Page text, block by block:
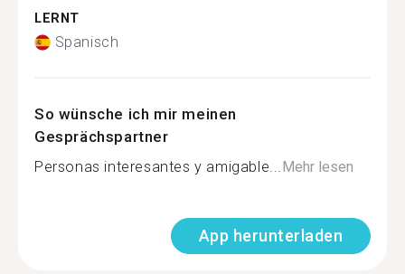
LERNT
Spanisch
So wünsche ich mir meinen
Gesprächspartner
Personas interesantes y amigable...Mehr lesen
App herunterladen